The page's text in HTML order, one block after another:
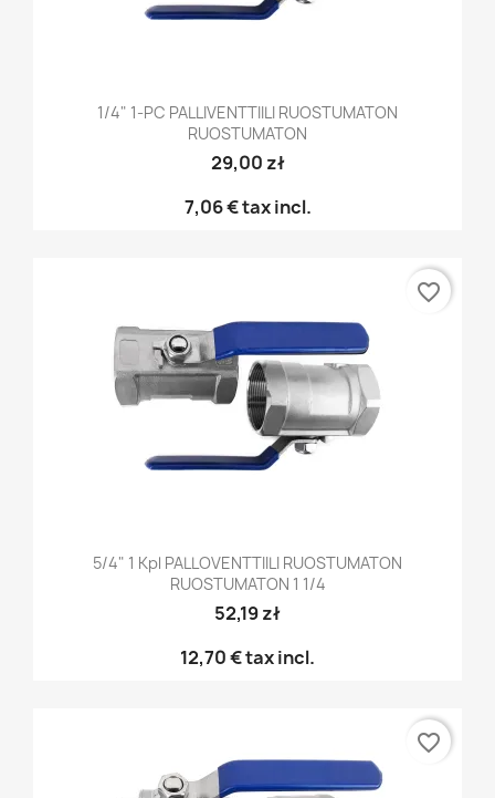
1/4" 1-PC PALLIVENTTIILI RUOSTUMATON
RUOSTUMATON
29,00 zł
7,06 €tax incl.
5/4" 1 Kpl PALLOVENTTIILI RUOSTUMATON
RUOSTUMATON 1 1/4
52,19 zł
12,70 €tax incl.
favorite_border
favorite_border